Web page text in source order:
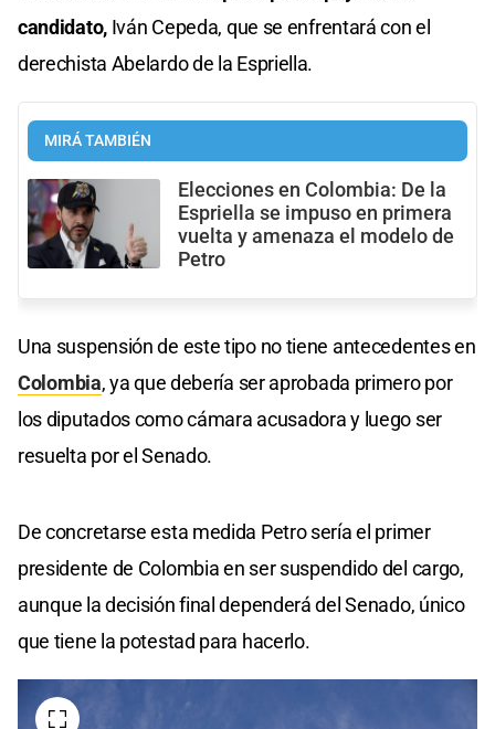
candidato, Iván Cepeda, que se enfrentará con el
derechista Abelardo de la Espriella.
MIRÁ TAMBIÉN
Elecciones en Colombia: De la
Espriella se impuso en primera
vuelta y amenaza el modelo de
Petro
Una suspensión de este tipo no tiene antecedentes en
Colombia, ya que debería ser aprobada primero por
los diputados como cámara acusadora y luego ser
resuelta por el Senado.
De concretarse esta medida Petro sería el primer
presidente de Colombia en ser suspendido del cargo,
aunque la decisión final dependerá del Senado, único
que tiene la potestad para hacerlo.